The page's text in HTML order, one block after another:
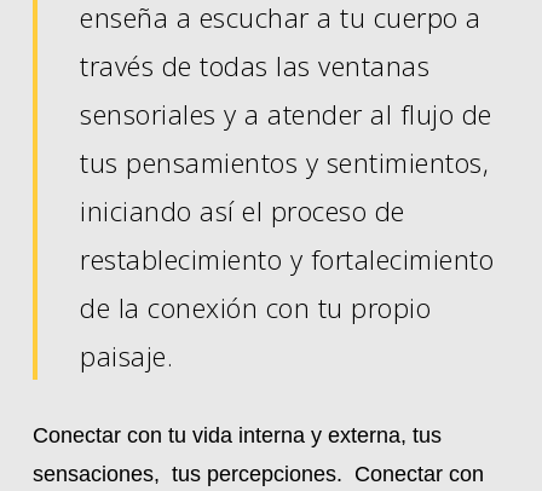
enseña a escuchar a tu cuerpo a
través de todas las ventanas
sensoriales y a atender al flujo de
tus pensamientos y sentimientos,
iniciando así el proceso de
restablecimiento y fortalecimiento
de la conexión con tu propio
paisaje.
Conectar con tu vida interna y externa, tus
sensaciones, tus percepciones. Conectar con